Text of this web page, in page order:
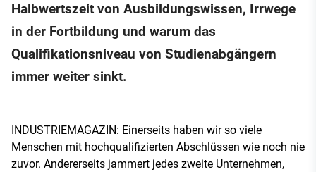
Halbwertszeit von Ausbildungswissen, Irrwege
in der Fortbildung und warum das
Qualifikationsniveau von Studienabgängern
immer weiter sinkt.
INDUSTRIEMAGAZIN: Einerseits haben wir so viele
Menschen mit hochqualifizierten Abschlüssen wie noch nie
zuvor. Andererseits jammert jedes zweite Unternehmen,